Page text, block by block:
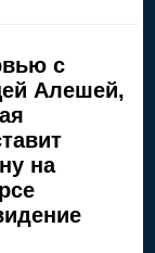
с
Алешей,
на